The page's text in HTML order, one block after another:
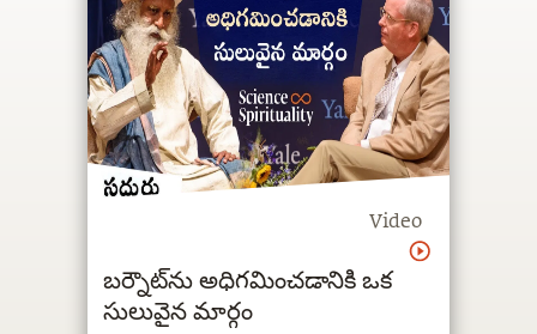
Video
బర్నౌట్‍ను అధిగమించడానికి ఒక
సులువైన మార్గం